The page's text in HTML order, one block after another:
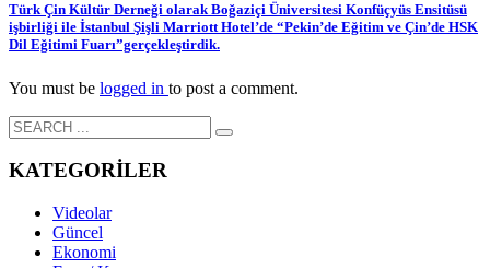
Türk Çin Kültür Derneği olarak Boğaziçi Üniversitesi Konfüçyüs Ensitüsü
işbirliği ile İstanbul Şişli Marriott Hotel’de “Pekin’de Eğitim ve Çin’de HSK
Dil Eğitimi Fuarı”gerçekleştirdik.
You must be logged in to post a comment.
KATEGORİLER
Videolar
Güncel
Ekonomi